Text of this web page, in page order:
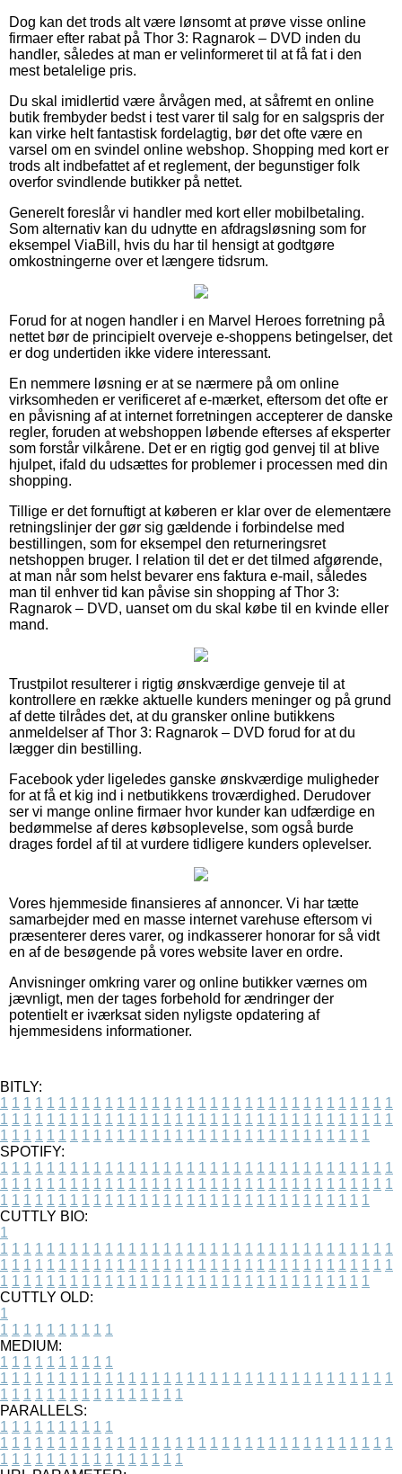
Dog kan det trods alt være lønsomt at prøve visse online
firmaer efter rabat på Thor 3: Ragnarok – DVD inden du
handler, således at man er velinformeret til at få fat i den
mest betalelige pris.
Du skal imidlertid være årvågen med, at såfremt en online
butik frembyder bedst i test varer til salg for en salgspris der
kan virke helt fantastisk fordelagtig, bør det ofte være en
varsel om en svindel online webshop. Shopping med kort er
trods alt indbefattet af et reglement, der begunstiger folk
overfor svindlende butikker på nettet.
Generelt foreslår vi handler med kort eller mobilbetaling.
Som alternativ kan du udnytte en afdragsløsning som for
eksempel ViaBill, hvis du har til hensigt at godtgøre
omkostningerne over et længere tidsrum.
Forud for at nogen handler i en Marvel Heroes forretning på
nettet bør de principielt overveje e-shoppens betingelser, det
er dog undertiden ikke videre interessant.
En nemmere løsning er at se nærmere på om online
virksomheden er verificeret af e-mærket, eftersom det ofte er
en påvisning af at internet forretningen accepterer de danske
regler, foruden at webshoppen løbende efterses af eksperter
som forstår vilkårene. Det er en rigtig god genvej til at blive
hjulpet, ifald du udsættes for problemer i processen med din
shopping.
Tillige er det fornuftigt at køberen er klar over de elementære
retningslinjer der gør sig gældende i forbindelse med
bestillingen, som for eksempel den returneringsret
netshoppen bruger. I relation til det er det tilmed afgørende,
at man når som helst bevarer ens faktura e-mail, således
man til enhver tid kan påvise sin shopping af Thor 3:
Ragnarok – DVD, uanset om du skal købe til en kvinde eller
mand.
Trustpilot resulterer i rigtig ønskværdige genveje til at
kontrollere en række aktuelle kunders meninger og på grund
af dette tilrådes det, at du gransker online butikkens
anmeldelser af Thor 3: Ragnarok – DVD forud for at du
lægger din bestilling.
Facebook yder ligeledes ganske ønskværdige muligheder
for at få et kig ind i netbutikkens troværdighed. Derudover
ser vi mange online firmaer hvor kunder kan udfærdige en
bedømmelse af deres købsoplevelse, som også burde
drages fordel af til at vurdere tidligere kunders oplevelser.
Vores hjemmeside finansieres af annoncer. Vi har tætte
samarbejder med en masse internet varehuse eftersom vi
præsenterer deres varer, og indkasserer honorar for så vidt
en af de besøgende på vores website laver en ordre.
Anvisninger omkring varer og online butikker værnes om
jævnligt, men der tages forbehold for ændringer der
potentielt er iværksat siden nyligste opdatering af
hjemmesidens informationer.
BITLY:
1 1 1 1 1 1 1 1 1 1 1 1 1 1 1 1 1 1 1 1 1 1 1 1 1 1 1 1 1 1 1 1 1 1
1 1 1 1 1 1 1 1 1 1 1 1 1 1 1 1 1 1 1 1 1 1 1 1 1 1 1 1 1 1 1 1 1 1
1 1 1 1 1 1 1 1 1 1 1 1 1 1 1 1 1 1 1 1 1 1 1 1 1 1 1 1 1 1 1 1
SPOTIFY:
1 1 1 1 1 1 1 1 1 1 1 1 1 1 1 1 1 1 1 1 1 1 1 1 1 1 1 1 1 1 1 1 1 1
1 1 1 1 1 1 1 1 1 1 1 1 1 1 1 1 1 1 1 1 1 1 1 1 1 1 1 1 1 1 1 1 1 1
1 1 1 1 1 1 1 1 1 1 1 1 1 1 1 1 1 1 1 1 1 1 1 1 1 1 1 1 1 1 1 1
CUTTLY BIO:
1
1 1 1 1 1 1 1 1 1 1 1 1 1 1 1 1 1 1 1 1 1 1 1 1 1 1 1 1 1 1 1 1 1 1
1 1 1 1 1 1 1 1 1 1 1 1 1 1 1 1 1 1 1 1 1 1 1 1 1 1 1 1 1 1 1 1 1 1
1 1 1 1 1 1 1 1 1 1 1 1 1 1 1 1 1 1 1 1 1 1 1 1 1 1 1 1 1 1 1 1
CUTTLY OLD:
1
1 1 1 1 1 1 1 1 1 1
MEDIUM:
1 1 1 1 1 1 1 1 1 1
1 1 1 1 1 1 1 1 1 1 1 1 1 1 1 1 1 1 1 1 1 1 1 1 1 1 1 1 1 1 1 1 1 1
1 1 1 1 1 1 1 1 1 1 1 1 1 1 1 1
PARALLELS:
1 1 1 1 1 1 1 1 1 1
1 1 1 1 1 1 1 1 1 1 1 1 1 1 1 1 1 1 1 1 1 1 1 1 1 1 1 1 1 1 1 1 1 1
1 1 1 1 1 1 1 1 1 1 1 1 1 1 1 1